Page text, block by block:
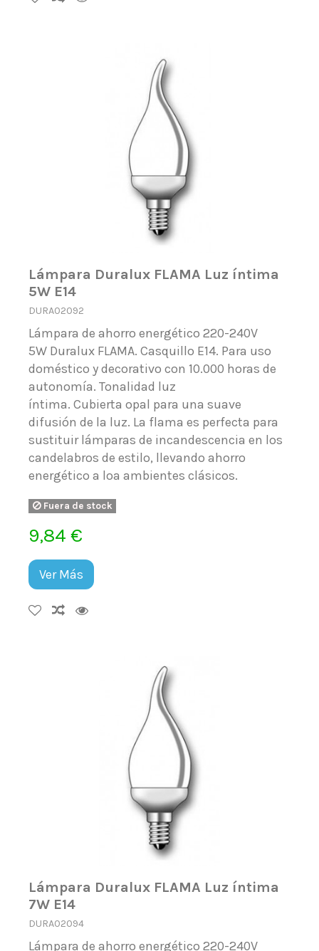
Lámpara Duralux FLAMA Luz íntima
5W E14
DURA02092
Lámpara de ahorro energético 220-240V
5W Duralux FLAMA. Casquillo E14. Para uso
doméstico y decorativo con 10.000 horas de
autonomía. Tonalidad luz
íntima. Cubierta opal para una suave
difusión de la luz. La flama es perfecta para
sustituir lámparas de incandescencia en los
candelabros de estilo, llevando ahorro
energético a loa ambientes clásicos.
Fuera de stock
9,84 €
Ver Más
Lámpara Duralux FLAMA Luz íntima
7W E14
DURA02094
Lámpara de ahorro energético 220-240V